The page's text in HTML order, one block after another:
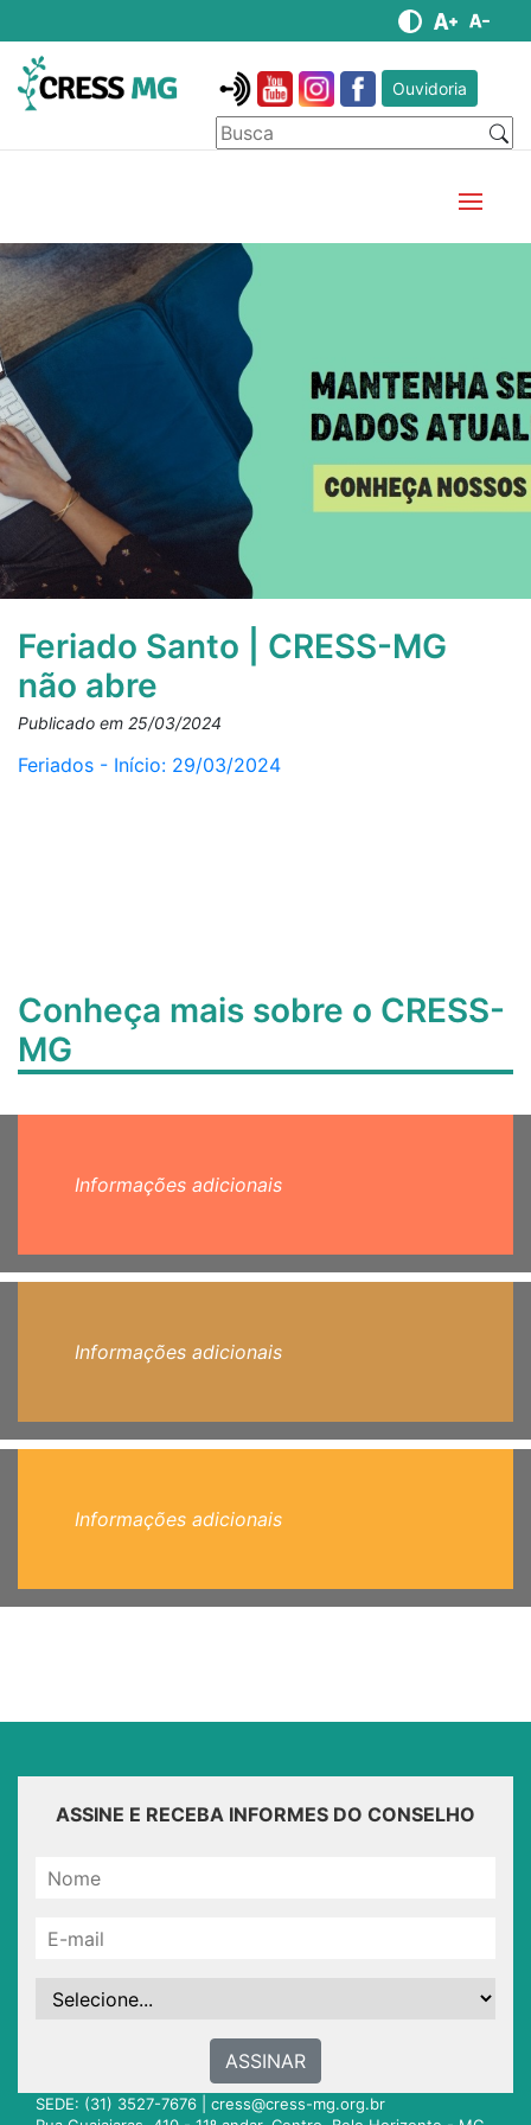
Ouvidoria
Feriado Santo | CRESS-MG
não abre
Publicado em 25/03/2024
Feriados - Início: 29/03/2024
Conheça mais sobre o CRESS-
MG
Informações adicionais
Informações adicionais
Informações adicionais
ASSINE E RECEBA INFORMES DO CONSELHO
ASSINAR
SEDE: (31) 3527-7676 | cress@cress-mg.org.br